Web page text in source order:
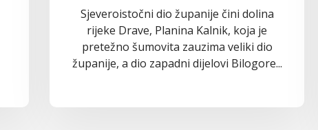
Sjeveroistočni dio županije čini dolina
rijeke Drave, Planina Kalnik, koja je
pretežno šumovita zauzima veliki dio
županije, a dio zapadni dijelovi Bilogore...